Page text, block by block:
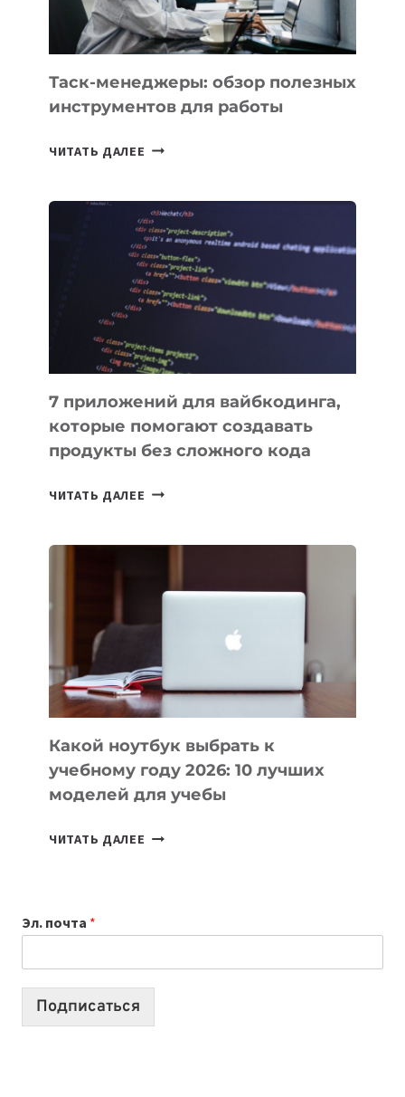
Таск-менеджеры: обзор полезных
инструментов для работы
ЧИТАТЬ ДАЛЕЕ ТАСК-
ПОЛЕЗНЫХ
ИНСТРУМЕНТОВ
ДЛЯ
РАБОТЫ
7 приложений для вайбкодинга,
которые помогают создавать
продукты без сложного кода
ЧИТАТЬ ДАЛЕЕ 7
ПОМОГАЮТ
СОЗДАВАТЬ
БЕЗ
СЛОЖНОГО
КОДА
Какой ноутбук выбрать к
учебному году 2026: 10 лучших
моделей для учебы
ЧИТАТЬ ДАЛЕЕ КАКОЙ
2026:
10
Эл. почта *
Подписаться